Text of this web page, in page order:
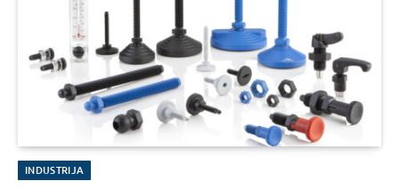
INDUSTRIJA